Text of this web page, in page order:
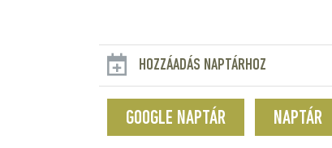
HOZZÁADÁS NAPTÁRHOZ
GOOGLE NAPTÁR NAPTÁR